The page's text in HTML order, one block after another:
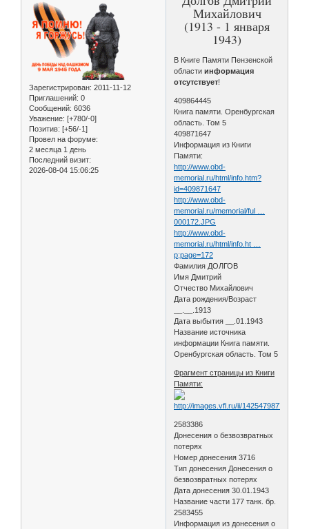
Зарегистрирован: 2011-11-12
Приглашений: 0
Сообщений: 6036
Уважение: [+780/-0]
Позитив: [+56/-1]
Провел на форуме:
2 месяца 1 день
Последний визит:
2026-08-04 15:06:25
Михайлович
(1913 - 1 января
1943)
В Книге Памяти Пензенской
областиинформация
отсутствует!
409864445
Книга памяти. Оренбургская
область. Том 5
409871647
Информация из Книги
Памяти:
http://www.obd-
memorial.ru/html/info.htm?
id=409871647
http://www.obd-
memorial.ru/memorial/ful …
000172.JPG
http://www.obd-
memorial.ru/html/info.ht …
p;page=172
Фамилия ДОЛГОВ
Имя Дмитрий
Отчество Михайлович
Дата рождения/Возраст
__.__.1913
Дата выбытия __.01.1943
Название источника
информации Книга памяти.
Оренбургская область. Том 5
Фрагмент страницы из Книги
Памяти:
2583386
Донесения о безвозвратных
потерях
Номер донесения 3716
Тип донесения Донесения о
безвозвратных потерях
Дата донесения 30.01.1943
Название части 177 танк. бр.
2583455
Информация из донесения о